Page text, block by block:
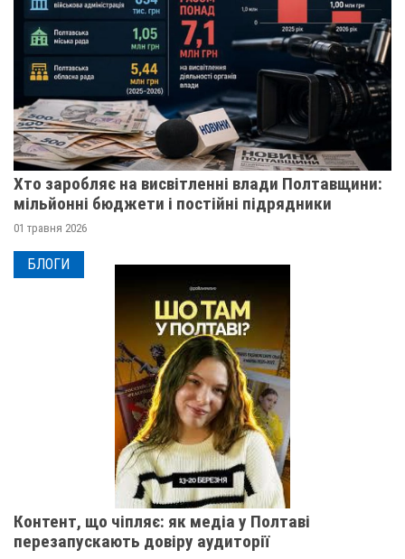
Хто заробляє на висвітленні влади Полтавщини:
мільйонні бюджети і постійні підрядники
01 травня 2026
БЛОГИ
Контент, що чіпляє: як медіа у Полтаві
перезапускають довіру аудиторії